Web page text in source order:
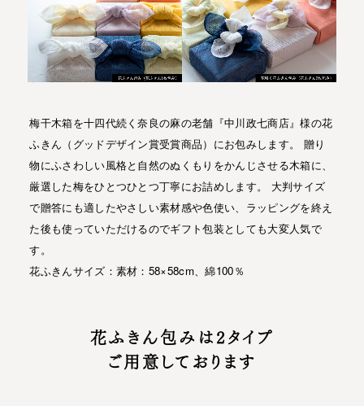
梅干木箱を十四代続く奈良の麻の老舗『中川政七商店』様の花
ふきん（グッドデザイン賞受賞商品）にお包みします。
贈り
物にふさわしい風格と自然のぬくもりをかんじさせる木箱に、
厳選した梅をひとつひとつ丁寧にお詰めします。
大判サイズ
で贈答にも適したやさしい素材感や色使い、ラッピングを終え
た後も使っていただけるのでギフト包装としても大変人気で
す。
花ふきんサイズ：素材：58×58cm、綿100％
花ふきん包みは2タイプ
ご用意しております